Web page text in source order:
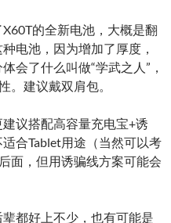
的全新电池，大概是翻
电池，因为增加了厚度，
会了什么叫做“学武之人”，
。建议戴双肩包。
议搭配高容量充电宝+诱
合Tablet用途（当然可以考
面，但用诱骗线方案可能会
都好上不少，也有可能是